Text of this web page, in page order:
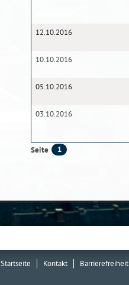
12.10.2016
10.10.2016
05.10.2016
03.10.2016
Seite
1
Startseite Kontakt Barrierefreiheit